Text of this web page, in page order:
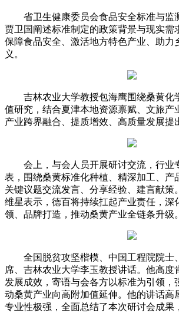
省卫生健康委员会食品安全标准与监
贾卫国阐述标准制定的政策背景与现实需
保障食品安全、激活地方特色产业、助力
义。
吉林农业大学教授包海鹰围绕桑黄化
值研究，结合夏津本地资源禀赋、文旅产
产业跨界融合、提质增效、高质量发展提
会上，与会人员开展研讨交流，行业
表，围绕桑黄标准化种植、精深加工、产
关键议题交流发言、分享经验、建言献策
维星表示，德百将持续扛起产业责任，深
领、品牌打造，推动桑黄产业全链条升级。
全国脱贫攻坚楷模、中国工程院院士
席、吉林农业大学李玉教授讲话。他高度
发展成效，寄语与会各方以标准为引领，
动桑黄产业向高附加值延伸。他的讲话高
专业性极强，全面总结了本次研讨会成果